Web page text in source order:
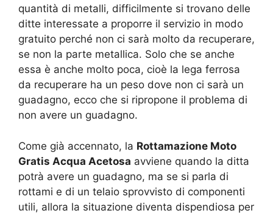
quantità di metalli, difficilmente si trovano delle
ditte interessate a proporre il servizio in modo
gratuito perché non ci sarà molto da recuperare,
se non la parte metallica. Solo che se anche
essa è anche molto poca, cioè la lega ferrosa
da recuperare ha un peso dove non ci sarà un
guadagno, ecco che si ripropone il problema di
non avere un guadagno.
Come già accennato, la Rottamazione Moto
Gratis Acqua Acetosa avviene quando la ditta
potrà avere un guadagno, ma se si parla di
rottami e di un telaio sprovvisto di componenti
utili, allora la situazione diventa dispendiosa per